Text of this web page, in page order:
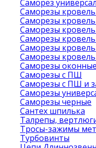
Саморез
Саморезы
Саморезы
Саморезы
Саморезы
Саморезы
Саморезы
Саморезы
Саморезы с ПШ
Саморезы с ПШ и
Саморезы
Саморезы черные
Сантех шпилька
Талрепы,
Тросы-зажимы
Турбовинты